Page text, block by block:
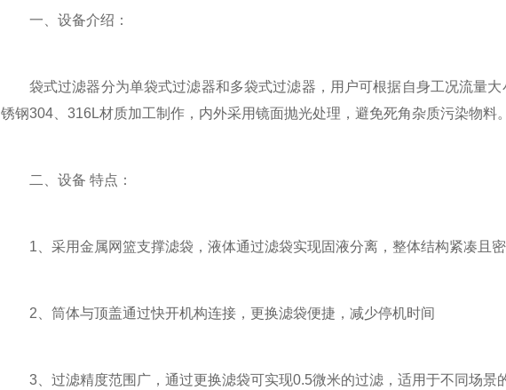
一、设备介绍：
袋式过滤器分为单袋式过滤器和多袋式过滤器，用户可根据自身工况流量大
锈钢304、316L材质加工制作，内外采用镜面抛光处理，避免死角杂质污染物料。
二、设备 特点：
1、采用金属网篮支撑滤袋，液体通过滤袋实现固液分离，整体结构紧凑且密
2、筒体与顶盖通过快开机构连接，更换滤袋便捷，减少停机时间
3、过滤精度范围广，通过更换滤袋可实现0.5微米的过滤，适用于不同场景的